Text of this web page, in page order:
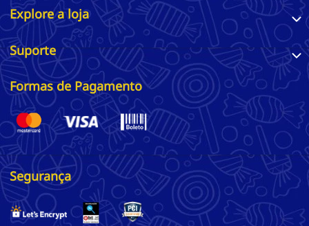
Explore a loja
Suporte
Formas de Pagamento
Segurança